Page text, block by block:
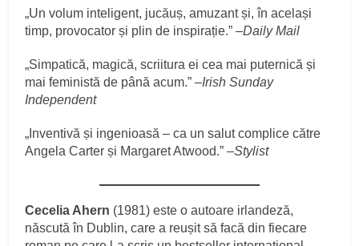
„Un volum inteligent, jucăuș, amuzant și, în același
timp, provocator și plin de inspirație.” –Daily Mail
„Simpatică, magică, scriitura ei cea mai puternică și
mai feministă de până acum.” –Irish Sunday
Independent
„Inventivă și ingenioasă – ca unsalut complice către
Angela Carter și Margaret Atwood.” –Stylist
Cecelia Ahern (1981) este o autoare irlandeză,
născută în Dublin, care a reușit să facă din fiecare